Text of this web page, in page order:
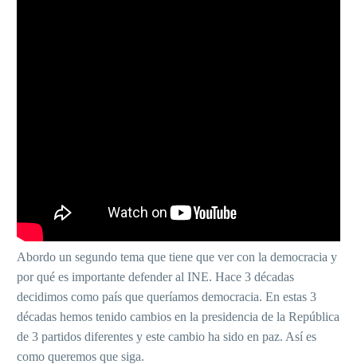
Abordo un segundo tema que tiene que ver con la democracia y
por qué es importante defender al INE. Hace 3 décadas
decidimos como país que queríamos democracia. En estas 3
décadas hemos tenido cambios en la presidencia de la República
de 3 partidos diferentes y este cambio ha sido en paz. Así es
como queremos que siga.